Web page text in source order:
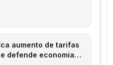
aumento de tarifas
defende economia